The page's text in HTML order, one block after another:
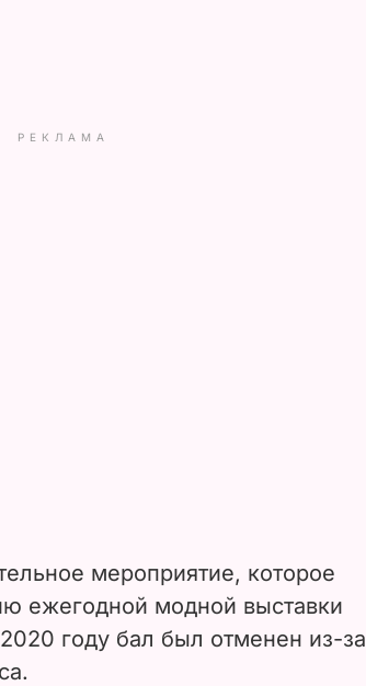
РЕКЛАМА
мероприятие, которое
ежегодной модной выставки
году бал был отменен из-за